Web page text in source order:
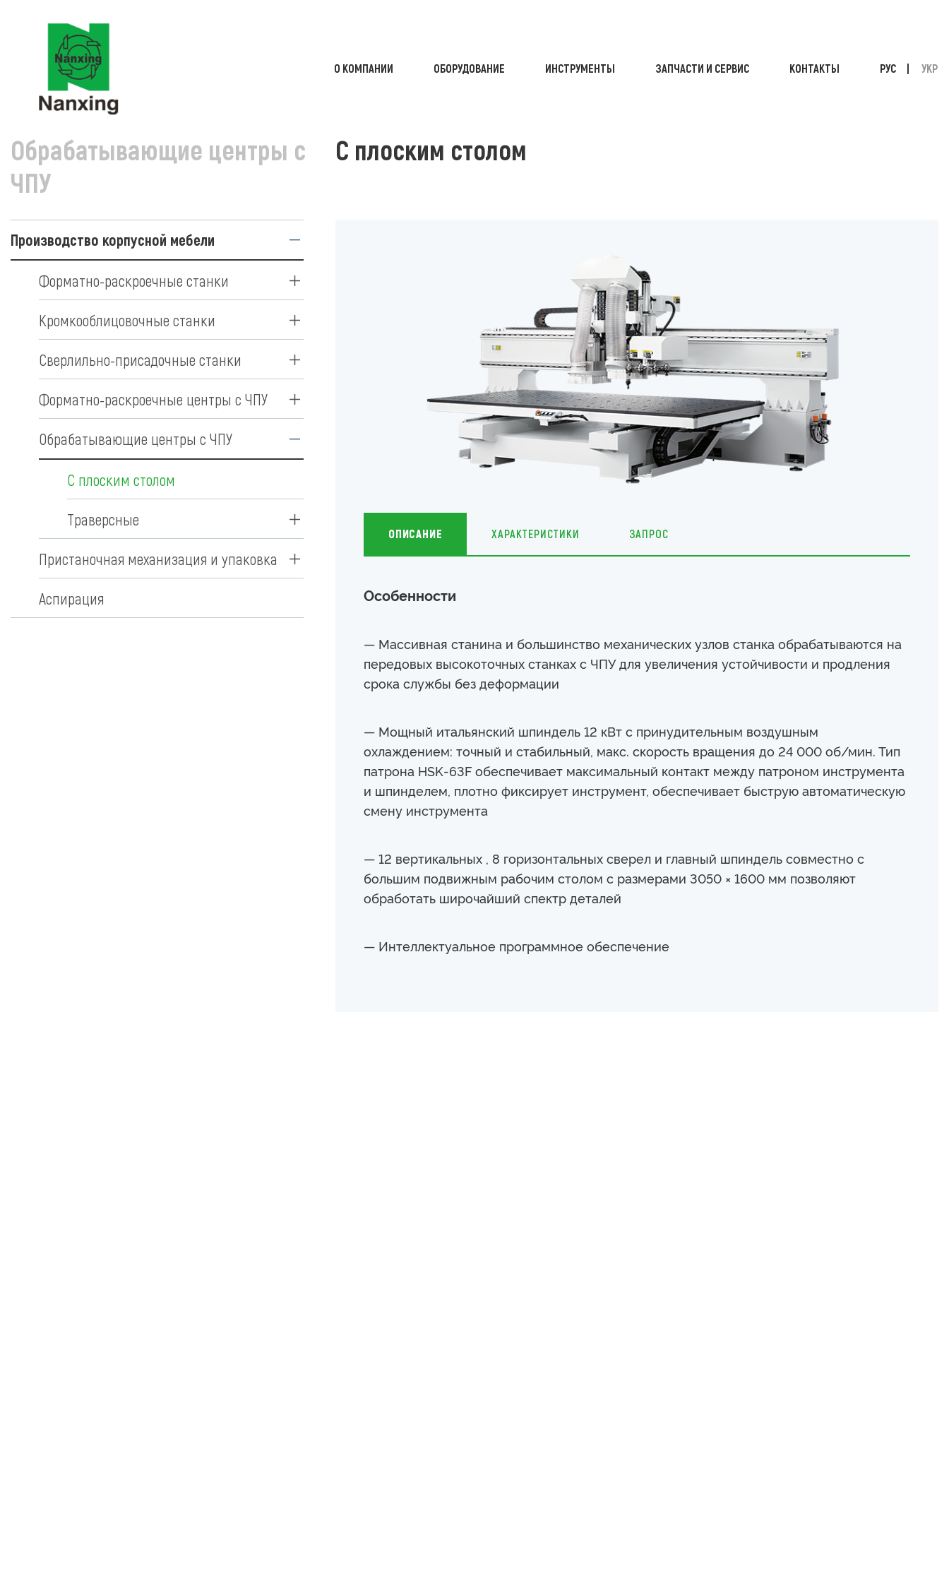
О КОМПАНИИ ОБОРУДОВАНИЕ ИНСТРУМЕНТЫ ЗАПЧАСТИ И СЕРВИС КОНТАКТЫ РУС УКР
ПРОИЗВОДСТВО КОРПУСНОЙ МЕБЕЛИ
Обрабатывающие центры с
ЧПУ
С плоским столом
Производство корпусной мебели
Форматно-раскроечные станки
Кромкооблицовочные станки
Сверлильно-присадочные станки
Форматно-раскроечные центры с ЧПУ
Обрабатывающие центры с ЧПУ
С плоским столом
Траверсные
Пристаночная механизация и упаковка
Аспирация
ОПИСАНИЕ ХАРАКТЕРИСТИКИ ЗАПРОС
Особенности
— Массивная станина и большинство механических узлов станка обрабатываются на
передовых высокоточных станках с ЧПУ для увеличения устойчивости и продления
срока службы без деформации
— Мощный итальянский шпиндель 12 кВт с принудительным воздушным
охлаждением: точный и стабильный, макс. скорость вращения до 24 000 об/мин. Тип
патрона HSK-63F обеспечивает максимальный контакт между патроном инструмента
и шпинделем, плотно фиксирует инструмент, обеспечивает быструю автоматическую
смену инструмента
— 12 вертикальных , 8 горизонтальных сверел и главный шпиндель совместно с
большим подвижным рабочим столом с размерами 3050 × 1600 мм позволяют
обработать широчайший спектр деталей
— Интеллектуальное программное обеспечение